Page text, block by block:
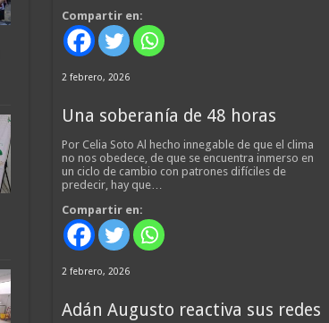
Compartir en:
2 febrero, 2026
Una soberanía de 48 horas
Por Celia Soto Al hecho innegable de que el clima
no nos obedece, de que se encuentra inmerso en
un ciclo de cambio con patrones difíciles de
predecir, hay que…
Compartir en:
2 febrero, 2026
Adán Augusto reactiva sus redes